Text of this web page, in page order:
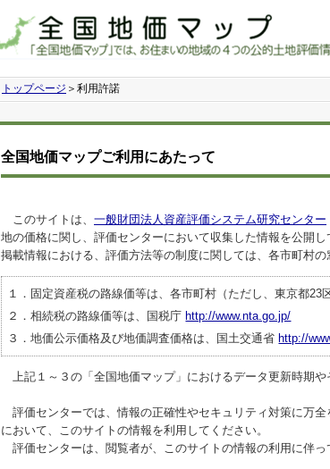
トップページ ＞ 利用許諾
全国地価マップご利用にあたって
このサイトは、 一般財団法人資産評価システム研究センター
地の価格に関し、評価センターにおいて収集した情報を公開し
掲載情報における、評価方法等の制度に関しては、各市町村
１．固定資産税の路線価等は、各市町村（ただし、東京都23
２．相続税の路線価等は、国税庁 http://www.nta.go.jp/
３．地価公示価格及び地価調査価格は、国土交通省 http://
上記１～３の「全国地価マップ」におけるデータ更新時期や
評価センターでは、情報の正確性やセキュリティ対策に万
において、このサイトの情報を利用してください。
評価センターは、閲覧者が、このサイトの情報の利用に伴